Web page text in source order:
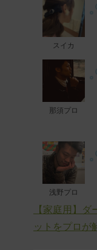
スイカ
那須プロ
浅野プロ
【家庭用】
ットをプロが